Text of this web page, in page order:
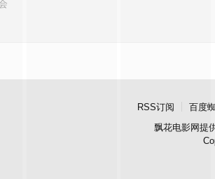
RSS订阅 百度
飘花电影网提